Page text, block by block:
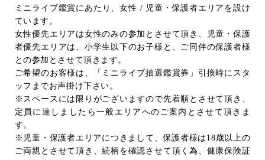
ミニライブ鑑賞にあたり、女性 / 児童・保護者エリアを設け
ています。
女性優先エリアは女性のみの参加とさせて頂き、児童・保護
者優先エリアは、小学生以下のお子様と、ご同伴の保護者様
との参加とさせて頂きます。
ご希望のお客様は、「ミニライブ抽選鑑賞券」引換時にスタ
ッフまでお声掛け下さい。
※スペースには限りがございますので先着順とさせて頂き、
定員に達しましたら一般エリアへのご案内とさせて頂きま
す。
※児童・保護者エリアにつきまして、保護者様は 18歳以上の
ご両親とさせて頂き、続柄を確認させて頂く為、健康保険証